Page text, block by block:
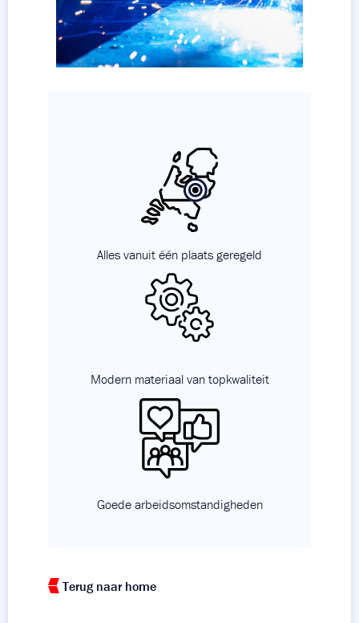
Alles vanuit één plaats geregeld
Modern materiaal van topkwaliteit
Goede arbeidsomstandigheden
Terug naar home